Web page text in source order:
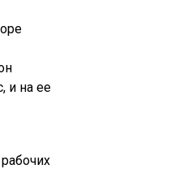
и на ее